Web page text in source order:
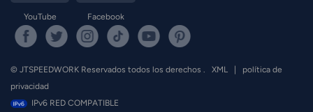
YouTube Facebook
© JTSPEEDWORK Reservados todos los derechos . XML
política de
privacidad
IPv6 RED COMPATIBLE